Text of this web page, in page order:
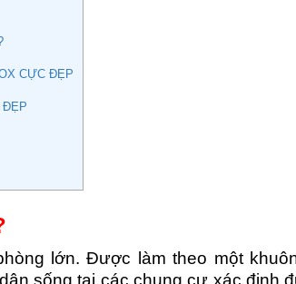
CỰC ĐẸP
ĐẸP
lớn. Được làm theo một
sống tại các chung cư xác định